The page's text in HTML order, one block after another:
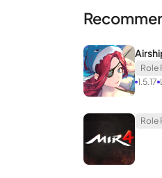
Role
1.5.17
Role